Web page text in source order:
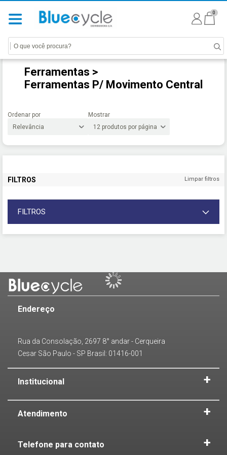
0
Ferramentas >
Ferramentas P/ Movimento Central
Ordenar por Mostrar
FILTROS Limpar filtros
FILTROS
Endereço
Rua da Consolação, 2697 8° andar - Cerqueira
Cesar São Paulo - SP Brasil: 01416-001
Institucional
Atendimento
Telefone para contato